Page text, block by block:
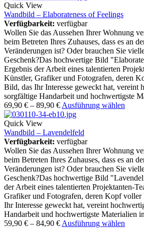
Quick View
Wandbild – Elaborateness of Feelings
Verfügbarkeit: verfügbar
Wollen Sie das Aussehen Ihrer Wohnung
beim Betreten Ihres Zuhauses, dass es an
Veränderungen ist? Oder brauchen Sie
Geschenk?Das hochwertige Bild
Ergebnis der Arbeit eines talentierten
Künstler, Grafiker und Fotografen, deren
Bild, das Ihr Interesse geweckt hat, vereint
sorgfältige Handarbeit und hochwertigste
69,90 € – 89,90 € Ausführung wählen
Quick View
Wandbild – Lavendelfeld
Verfügbarkeit: verfügbar
Wollen Sie das Aussehen Ihrer Wohnung
beim Betreten Ihres Zuhauses, dass es an
Veränderungen ist? Oder brauchen Sie
Geschenk?Das hochwertige Bild
der Arbeit eines talentierten Projektanten-
Grafiker und Fotografen, deren Kopf voller
Ihr Interesse geweckt hat, vereint
Handarbeit und hochwertigste Materialien
59,90 € – 84,90 € Ausführung wählen